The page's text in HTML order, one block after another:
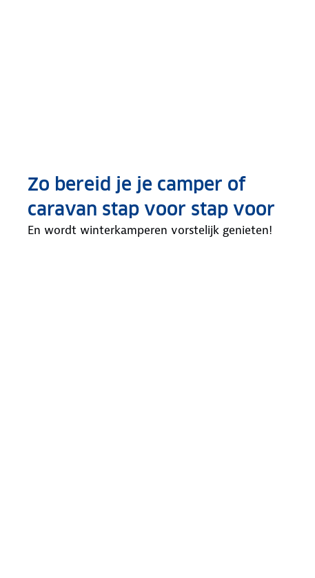
Zo bereid je je camper of
caravan stap voor stap voor
En wordt winterkamperen vorstelijk genieten!